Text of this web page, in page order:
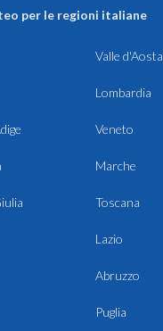
per le regioni italiane
Valle d'Aosta
Lombardia
Veneto
Marche
Toscana
Lazio
Abruzzo
Puglia